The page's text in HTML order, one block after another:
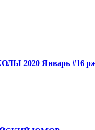
2020 Январь #16